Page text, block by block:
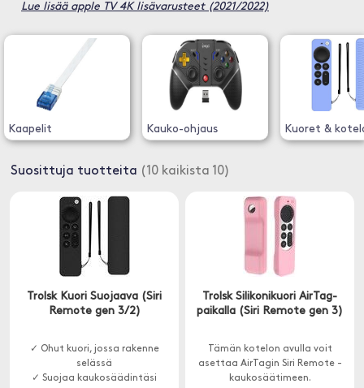
Lue lisää apple TV 4K lisävarusteet (2021/2022)
Kaapelit Kauko-ohjaus Kuoret &
Suosittuja tuotteita (10 kaikista 10)
Trolsk Kuori Suojaava (Siri
Remote gen 3/2)
✓ Ohut kuori, jossa rakenne
selässä
✓ Suojaa kaukosäädintäsi
Trolsk Silikonikuori AirTag-
paikalla (Siri Remote gen 3)
Tämän kotelon avulla voit
asettaa AirTagin Siri Remote -
kaukosäätimeen.